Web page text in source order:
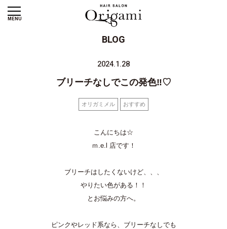
MENU
BLOG
2024.1.28
ブリーチなしでこの発色‼♡
オリガミメル おすすめ
こんにちは☆
ｍ.e.l 店です！
ブリーチはしたくないけど、、、
やりたい色がある！！
とお悩みの方へ。
ピンクやレッド系なら、ブリーチなしでも